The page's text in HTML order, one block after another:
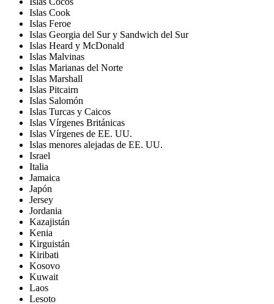
Islas Cook
Islas Feroe
Islas Georgia del Sur y Sandwich del Sur
Islas Heard y McDonald
Islas Malvinas
Islas Marianas del Norte
Islas Marshall
Islas Pitcairn
Islas Salomón
Islas Turcas y Caicos
Islas Vírgenes Británicas
Islas Vírgenes de EE. UU.
Islas menores alejadas de EE. UU.
Israel
Italia
Jamaica
Japón
Jersey
Jordania
Kazajistán
Kenia
Kirguistán
Kiribati
Kosovo
Kuwait
Laos
Lesoto